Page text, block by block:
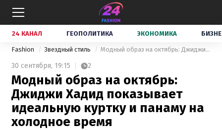
24 КАНАЛ ГЕОПОЛИТИКА ЭКОНОМИКА
Fashion Звездный стиль Модный образ на октябрь: Джиджи Хадид показывает идеальную куртку и панаму на холодное время
30 сентября, 19:15 2
Модный образ на октябрь:
Джиджи Хадид показывает
идеальную куртку и панаму на
холодное время